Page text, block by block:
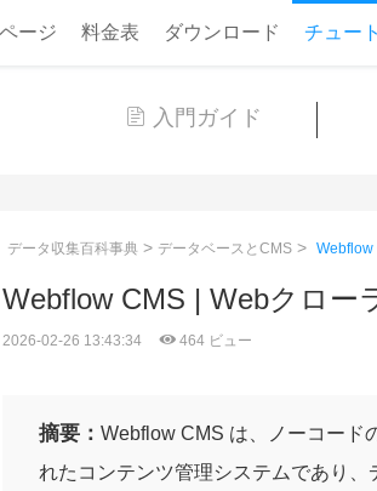
ージ 料金表 ダウンロード チュー
入門ガイド
データ収集百科事典 > データベースとCMS > Webflow
Webflow CMS | Webクロー
2026-02-26 13:43:34 464 ビュー
摘要： Webflow CMS は、ノーコード
れたコンテンツ管理システムであり